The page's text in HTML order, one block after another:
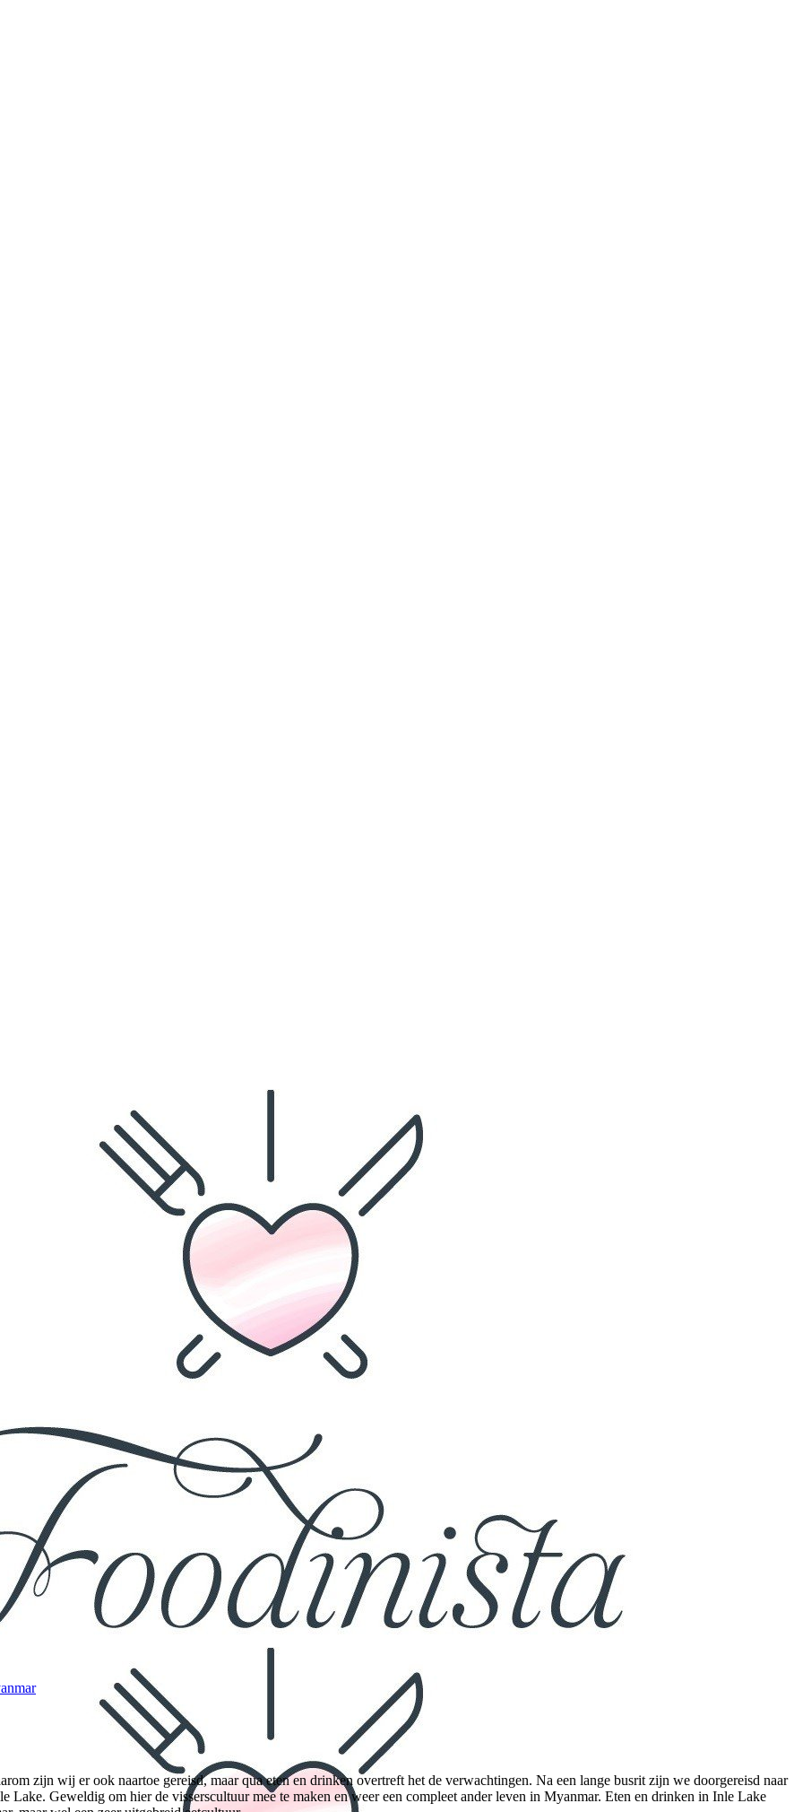
zijn wij er ook naartoe gereisd, maar qua eten en drinken overtreft het de verwachtingen. Na een lange busrit zijn we doorgereisd naar
Lake. Geweldig om hier de visserscultuur mee te maken en weer een compleet ander leven in Myanmar. Eten en drinken in Inle Lake